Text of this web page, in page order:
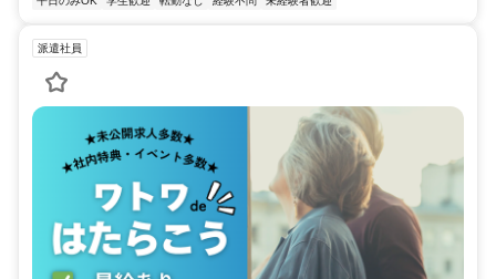
派遣社員